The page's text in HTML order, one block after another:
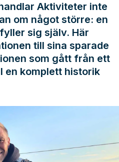
Aktiviteter inte
om något större: en
sig själv. Här
till sina sparade
som gått från ett
en komplett historik